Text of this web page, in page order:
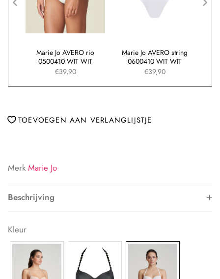
Marie Jo AVERO string
0600410 WIT WIT
€39,90
Marie Jo AVERO rio
0500410 WIT WIT
€39,90
TOEVOEGEN AAN VERLANGLIJSTJE
Merk Marie Jo
Beschrijving
Kleur